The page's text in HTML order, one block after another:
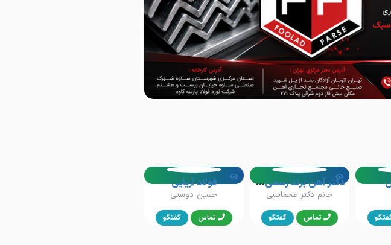
دکتر آهن برند رسمی فولاد رامیار صنعت
خانم دکتر طحماسبی
تماس گفتگو
فولاد آریایی
حسین دوستی
تماس گفتگو